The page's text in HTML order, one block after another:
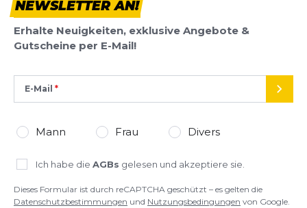
NEWSLETTER AN!
Erhalte Neuigkeiten, exklusive Angebote &
Gutscheine per E-Mail!
E-Mail
Mann Frau Divers
Ich habe die AGBs gelesen und akzeptiere sie.
Dieses Formular ist durch reCAPTCHA geschützt – es gelten die
Datenschutzbestimmungen und Nutzungsbedingungen von Google.